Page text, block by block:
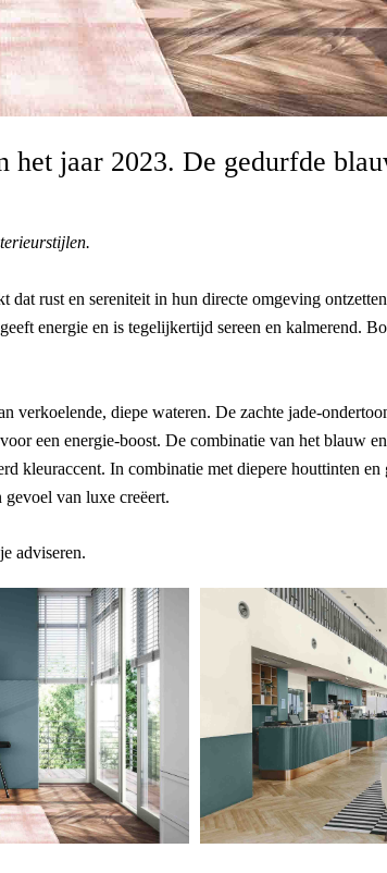
jaar 2023. De gedurfde
rust en sereniteit in hun directe omgeving
energie en is tegelijkertijd sereen en kalmerend.
diepe wateren. De zachte jade-
een energie-boost. De combinatie van het blauw
kleuraccent. In combinatie met diepere houttinten en
van luxe creëert.
adviseren.